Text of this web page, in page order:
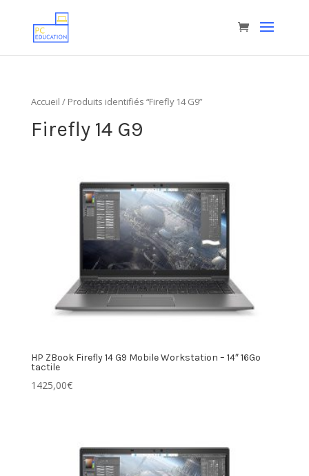
Accueil / Produits identifiés “Firefly 14 G9”
Firefly 14 G9
HP ZBook Firefly 14 G9 Mobile Workstation – 14″ 16Go
tactile
1425,00€